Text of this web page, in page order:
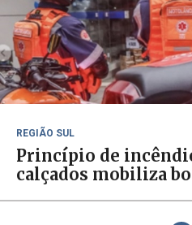
REGIÃO SUL
Princípio de
calçados mobiliza